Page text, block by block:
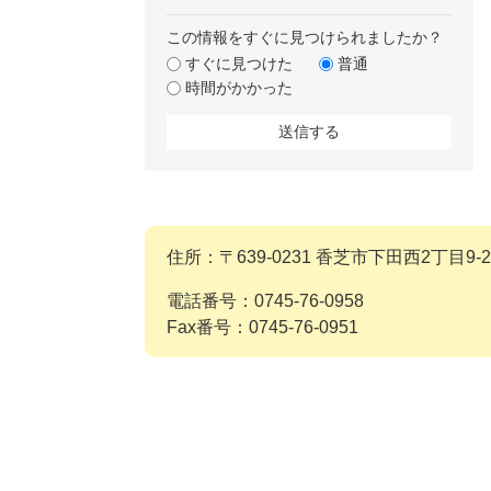
この情報をすぐに見つけられましたか？
すぐに見つけた
普通
時間がかかった
住所：〒639-0231 香芝市下田西2丁目9-
電話番号：0745-76-0958
Fax番号：0745-76-0951